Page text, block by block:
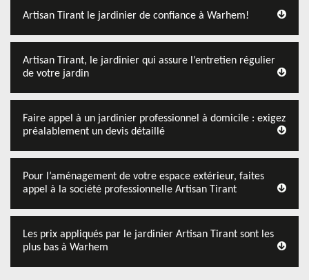
Artisan Tirant le jardinier de confiance à Warhem!
Artisan Tirant, le jardinier qui assure l’entretien régulier
de votre jardin
Faire appel à un jardinier professionnel à domicile : exigez
préalablement un devis détaillé
Pour l’aménagement de votre espace extérieur, faites
appel à la société professionnelle Artisan Tirant
Les prix appliqués par le jardinier Artisan Tirant sont les
plus bas à Warhem